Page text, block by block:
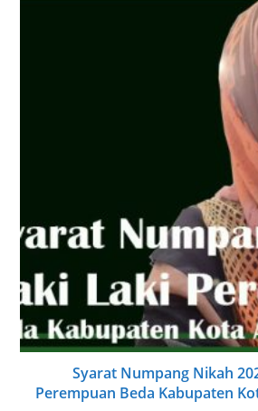
Syarat Numpang Nikah
Perempuan Beda Kabupaten